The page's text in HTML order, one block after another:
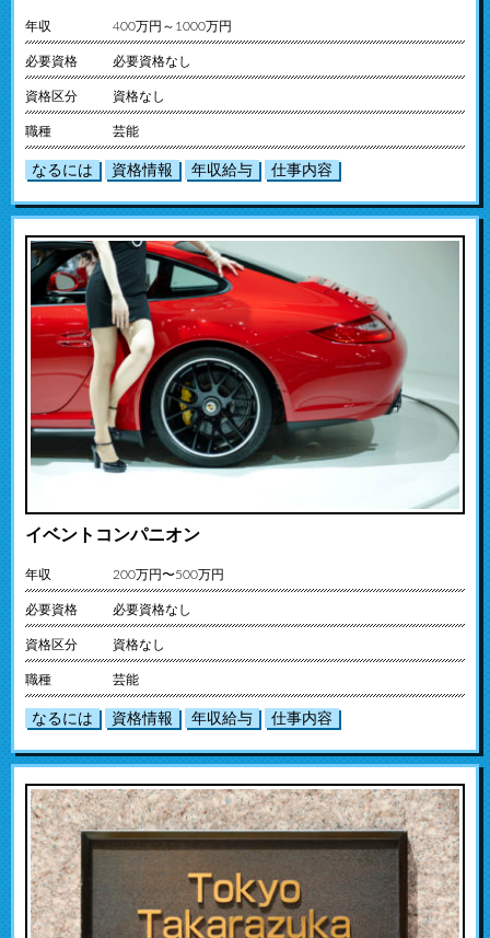
年収 400万円～1000万円
必要資格 必要資格なし
資格区分 資格なし
職種 芸能
なるには 資格情報 年収給与 仕事内容
イベントコンパニオン
年収 200万円〜500万円
必要資格 必要資格なし
資格区分 資格なし
職種 芸能
なるには 資格情報 年収給与 仕事内容